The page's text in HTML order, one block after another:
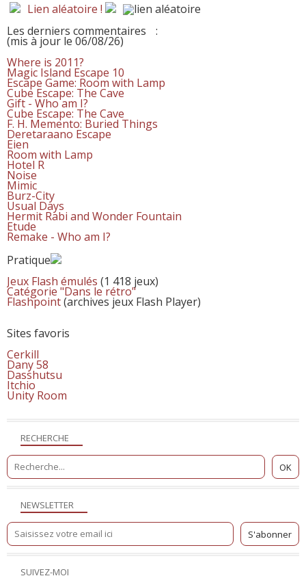
NEWSLETTER
SUIVEZ-MOI
RECHERCHE
Lien aléatoire !
Les derniers commentaires
:
(mis à jour le 06/08/26)
Where is 2011?
Magic Island Escape 10
Escape Game: Room with Lamp
Cube Escape: The Cave
Gift - Who am I?
Cube Escape: The Cave
F. H. Memento: Buried Things
Deretaraano Escape
Eien
Room with Lamp
Hotel R
Noise
Mimic
Burz-City
Usual Days
Hermit Rabi and Wonder Fountain
Etude
Remake - Who am I?
Pratique
Jeux Flash émulés (1 418 jeux)
Catégorie "Dans le rétro"
Flashpoint(archives jeux Flash Player)
Sites favoris
Cerkill
Dany 58
Dasshutsu
Itchio
Unity Room